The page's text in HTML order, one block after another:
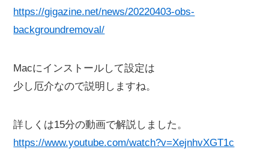
https://gigazine.net/news/20220403-obs-
backgroundremoval/
Macにインストールして設定は
少し厄介なので説明しますね。
詳しくは15分の動画で解説しました。
https://www.youtube.com/watch?v=XejnhvXGT1c